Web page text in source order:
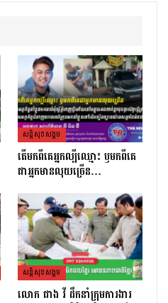
សន្តិសុខសង្គម
តេីមកពីគេអ្នកល្បីឈ្មោះ​ ឫមកពីគេ
ជាអ្នកមានលុយច្រេីន​…
សន្តិសុខសង្គម
លោក ផាង វី ដឹកនាំក្រុមការងារ